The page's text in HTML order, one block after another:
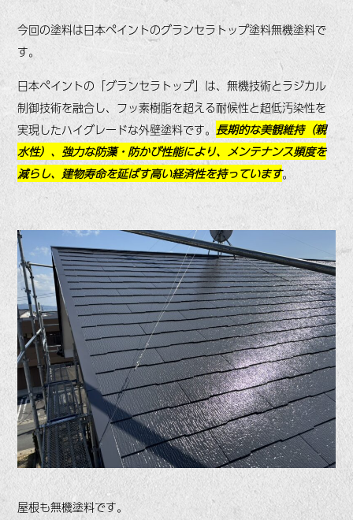
今回の塗料は日本ペイントのグランセラトップ塗料無機塗料で
す。
日本ペイントの「グランセラトップ」は、無機技術とラジカル
制御技術を融合し、フッ素樹脂を超える耐候性と超低汚染性を
実現したハイグレードな外壁塗料です。長期的な美観維持（親
水性）、強力な防藻・防かび性能により、メンテナンス頻度を
減らし、建物寿命を延ばす高い経済性を持っています。
屋根も無機塗料です。